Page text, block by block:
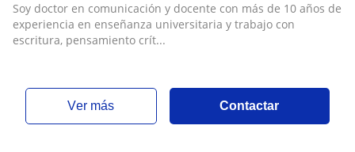
Soy doctor en comunicación y docente con más de 10 años de
experiencia en enseñanza universitaria y trabajo con
escritura, pensamiento crít...
ver más Contactar